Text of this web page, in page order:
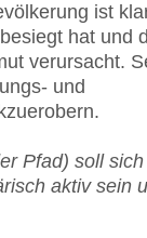
ist
hat und
verursacht.
und
Pfad) soll
aktiv sein